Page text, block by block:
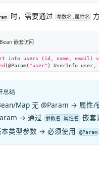
时，需要通过 参数名.属性名
嵌套访问
into users (id, name, email)
(@Param( "user" ) UserInfo user,
总结
Map 无 @Param → 属性/
→ 通过 参数名.属性名 嵌套
类型参数 → 必须使用 @Param